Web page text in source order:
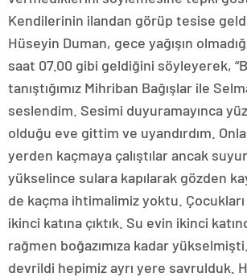
Kendilerinin ilandan görüp tesise
Hüseyin Duman, gece yağışın
saat 07.00 gibi geldiğini söyleyerek,
tanıştığımız Mihriban Bağışlar ile
seslendim. Sesimi duyuramayınca
olduğu eve gittim ve uyandırdım.
yerden kaçmaya çalıştılar ancak
yükselince sulara kapılarak gözden
de kaçma ihtimalimiz yoktu.
ikinci katına çıktık. Su evin ikinci
rağmen boğazımıza kadar
devrildi hepimiz ayrı yere savrulduk.